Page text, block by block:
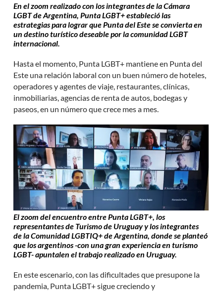
En el zoom realizado con los integrantes de la Cámara
LGBT de Argentina, Punta LGBT+ estableció las
estrategias para lograr que Punta del Este se convierta en
un destino turístico deseable por la comunidad LGBT
internacional.
Hasta el momento, Punta LGBT+ mantiene en Punta del
Este una relación laboral con un buen número de hoteles,
operadores y agentes de viaje, restaurantes, clínicas,
inmobiliarias, agencias de renta de autos, bodegas y
paseos, en un número que crece mes a mes.
El zoom del encuentro entre Punta LGBT+, los
representantes de Turismo de Uruguay y los integrantes
de la Comunidad LGBTIQ+ de Argentina, donde se planteó
que los argentinos -con una gran experiencia en turismo
LGBT- apuntalen el trabajo realizado en Uruguay.
En este escenario, con las dificultades que presupone la
pandemia, Punta LGBT+ sigue creciendo y